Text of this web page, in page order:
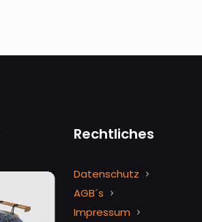
Rechtliches
Datenschutz
AGB´s
Impressum